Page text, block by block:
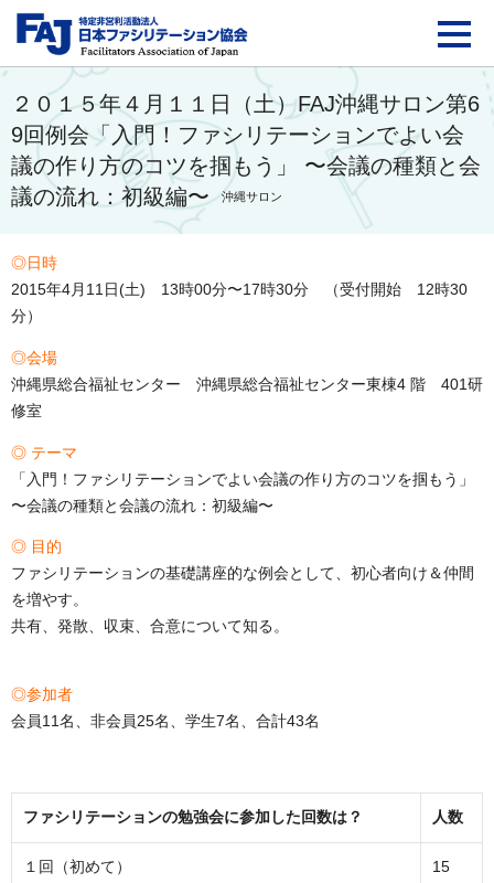
FAJ：特定非営利活動
２０１５年４月１１日（土）FAJ沖縄サロン第6
9回例会「入門！ファシリテーションでよい会
議の作り方のコツを掴もう」 〜会議の種類と会
議の流れ：初級編〜
沖縄サロン
◎日時
2015年4月11日(土) 13時00分〜17時30分 （受付開始 12時30
分）
◎会場
沖縄県総合福祉センター 沖縄県総合福祉センター東棟4 階 401研
修室
◎ テーマ
「入門！ファシリテーションでよい会議の作り方のコツを掴もう」
〜会議の種類と会議の流れ：初級編〜
◎ 目的
ファシリテーションの基礎講座的な例会として、初心者向け＆仲間
を増やす。
共有、発散、収束、合意について知る。
◎参加者
会員11名、非会員25名、学生7名、合計43名
ファシリテーションの勉強会に参加した回数は？ 人数
１回（初めて） 15